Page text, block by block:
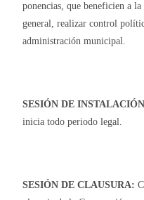
ponencias, que beneficien a
general, realizar control
administración municipal.
SESIÓN DE
inicia todo periodo legal.
SESIÓN DE CLAUSURA: